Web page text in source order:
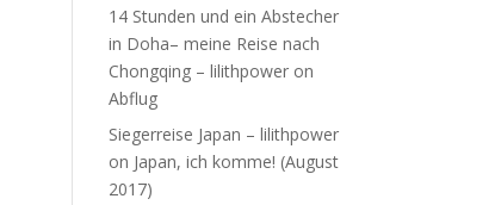
14 Stunden und ein Abstecher
in Doha– meine Reise nach
Chongqing – lilithpower on
Abflug
Siegerreise Japan – lilithpower
on Japan, ich komme! (August
2017)